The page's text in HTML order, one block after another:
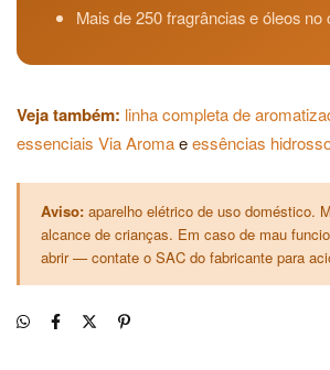
Mais de 250 fragrâncias e óleos no
Veja também: linha completa de
essenciais Via Aromaeessências
Aviso: aparelho elétrico de uso doméstico.
alcance de crianças. Em caso de mau
abrir — contate o SAC do fabricante para